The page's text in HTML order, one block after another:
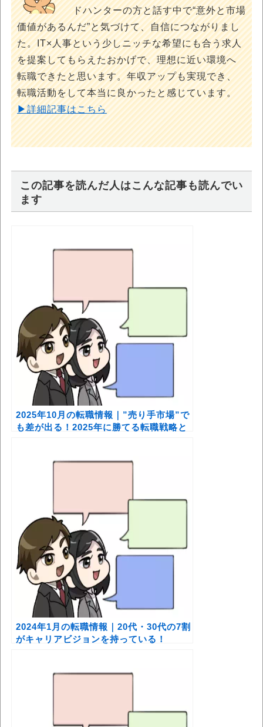
ドハンターの方と話す中で“意外と市場
価値があるんだ”と気づけて、自信につながりまし
た。IT×人事という少しニッチな希望にも合う求人
を提案してもらえたおかげで、理想に近い環境へ
転職できたと思います。年収アップも実現でき、
転職活動をして本当に良かったと感じています。
▶詳細記事はこちら
この記事を読んだ人はこんな記事も読んでい
ます
2025年10月の転職情報｜”売り手市場”で
も差が出る！2025年に勝てる転職戦略と
2024年1月の転職情報｜20代・30代の7割
がキャリアビジョンを持っている！